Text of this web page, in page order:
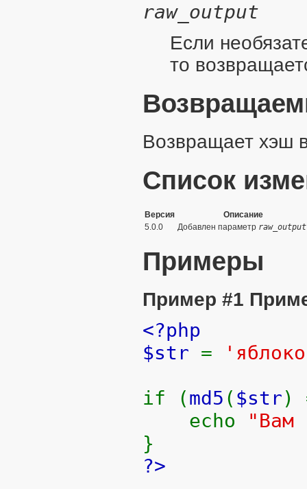
raw_output
Если
то
Возвращает хэш
Список
Версия
Описание
5.0.0
Добавлен параметр raw_output
Примеры
Пример #1
<?php
$str =
if (md5 ( $str)
echo
"Вам
}
?>